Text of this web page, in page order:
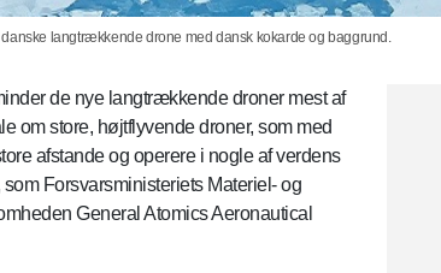
langtrækkende drone med dansk kokarde og baggrund.
de nye langtrækkende droner mest af
om store, højtflyvende droner, som med
afstande og operere i nogle af verdens
Forsvarsministeriets Materiel- og
General Atomics Aeronautical